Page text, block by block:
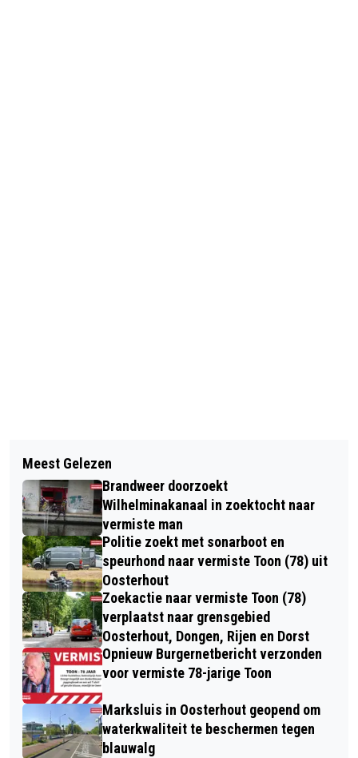
THUISWERKEN ZORGT VOOR MEER
TIJD, PLEZIER ÉN AANDACHT IN DE
KEUKEN
CHRISTIANS VROLIJKE VERSJE:
"HIPPE DRINKFLES"
Meest Gelezen
Brandweer doorzoekt
Wilhelminakanaal in zoektocht naar
vermiste man
Politie zoekt met sonarboot en
speurhond naar vermiste Toon (78) uit
Oosterhout
Zoekactie naar vermiste Toon (78)
verplaatst naar grensgebied
Oosterhout, Dongen, Rijen en Dorst
Opnieuw Burgernetbericht verzonden
voor vermiste 78-jarige Toon
Marksluis in Oosterhout geopend om
waterkwaliteit te beschermen tegen
blauwalg